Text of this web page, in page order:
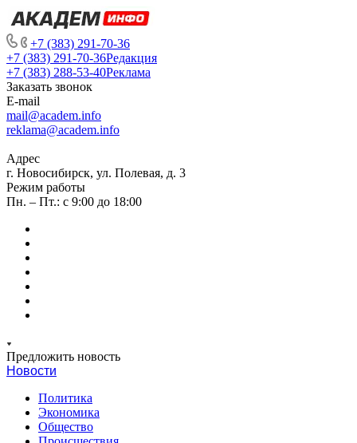
+7 (383) 291-70-36
+7 (383) 291-70-36Редакция
+7 (383) 288-53-40Реклама
Заказать звонок
E-mail
mail@academ.info
reklama@academ.info
Адрес
г. Новосибирск, ул. Полевая, д. 3
Режим работы
Пн. – Пт.: с 9:00 до 18:00
Предложить новость
Новости
Политика
Экономика
Общество